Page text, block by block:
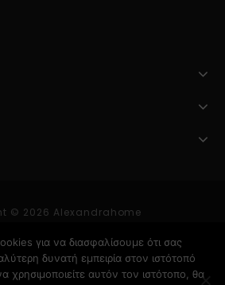
© 2026 Alexandrahome
Ιστοσελίδων
για να διασφαλίσουμε ότι σας
δυνατή εμπειρία στον ιστότοπό
χρησιμοποιείτε αυτόν τον ιστότοπο, θα